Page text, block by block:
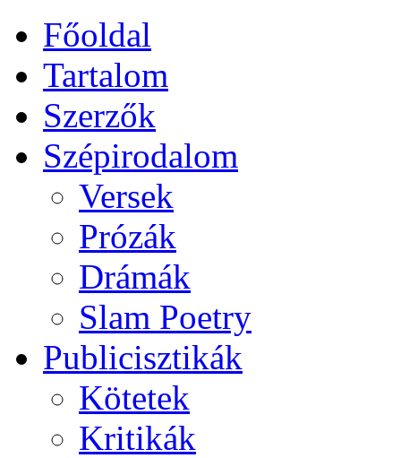
Főoldal
Tartalom
Szerzők
Szépirodalom
Versek
Prózák
Drámák
Slam Poetry
Publicisztikák
Kötetek
Kritikák